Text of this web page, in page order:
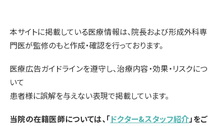
本サイトに掲載している医療情報は、院長および形成外科専
門医が監修のもと作成・確認を行っております。
医療広告ガイドラインを遵守し、治療内容・効果・リスクにつ
いて
患者様に誤解を与えない表現で掲載しています。
当院の在籍医師については、「ドクター&スタッフ紹介」をご